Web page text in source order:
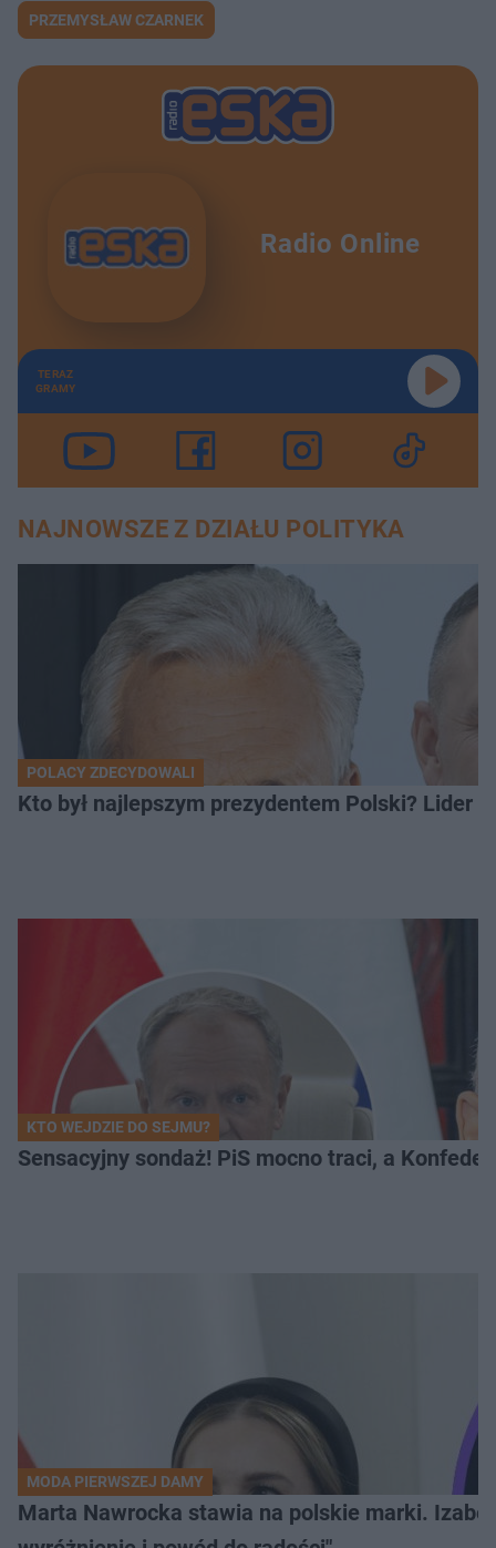
PRZEMYSŁAW CZARNEK
Radio Online
TERAZ
GRAMY
NAJNOWSZE Z DZIAŁU POLITYKA
POLACY ZDECYDOWALI
Kto był najlepszym prezydentem Polski? Lider
KTO WEJDZIE DO SEJMU?
Sensacyjny sondaż! PiS mocno traci, a
MODA PIERWSZEJ DAMY
Marta Nawrocka stawia na polskie marki.